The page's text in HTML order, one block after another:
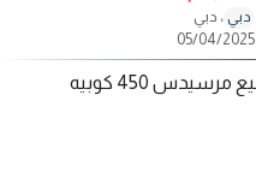
دبي ، دبي
05/04/2025
مرسيدس 450 كوبيه